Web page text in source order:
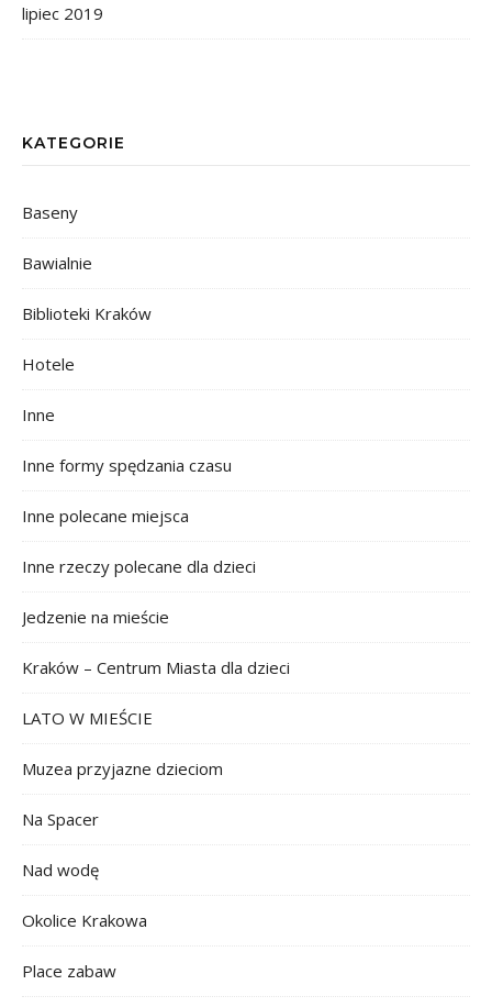
lipiec 2019
KATEGORIE
Baseny
Bawialnie
Biblioteki Kraków
Hotele
Inne
Inne formy spędzania czasu
Inne polecane miejsca
Inne rzeczy polecane dla dzieci
Jedzenie na mieście
Kraków – Centrum Miasta dla dzieci
LATO W MIEŚCIE
Muzea przyjazne dzieciom
Na Spacer
Nad wodę
Okolice Krakowa
Place zabaw